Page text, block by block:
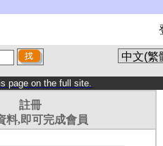
page on the full site.
註冊
料,即可完成會員